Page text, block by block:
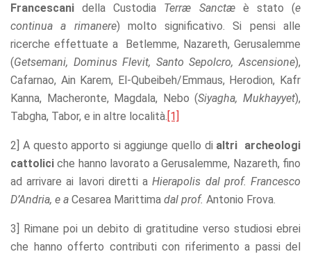
Francescani della Custodia Terræ Sanctæè stato (e
continua a rimanere) molto significativo. Si pensi alle
ricerche effettuate a Betlemme, Nazareth, Gerusalemme
(Getsemani, Dominus Flevit, Santo Sepolcro, Ascensione),
Cafarnao, Ain Karem, El-Qubeibeh/Emmaus, Herodion, Kafr
Kanna, Macheronte, Magdala, Nebo (Siyagha, Mukhayyet),
Tabgha, Tabor, e in altre località. [1]
2] A questo apporto si aggiunge quello di altri archeologi
cattolici che hanno lavorato a Gerusalemme, Nazareth, fino
ad arrivare ai lavori diretti aHierapolis dal prof. Francesco
D’Andria, e a Cesarea Marittima dal prof. Antonio Frova.
3] Rimane poi un debito di gratitudine verso studiosi ebrei
che hanno offerto contributi con riferimento a passi del
personalized
content and
offers.